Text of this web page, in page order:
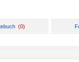
(0)